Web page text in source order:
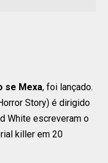
se Mexa, foi lançado.
Story) é dirigido
White escreveram o
killer em 20